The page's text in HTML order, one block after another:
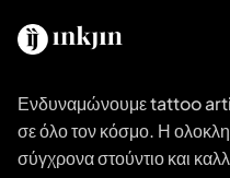
Ενδυναμώνουμε tattoo
σε όλο τον κόσμο. Η
σύγχρονα στούντιο και